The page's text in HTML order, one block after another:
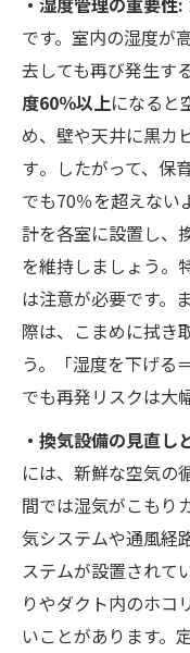
です。室内の湿度が
去しても再び発生す
度60％以上になると
め、壁や天井に黒カ
す​。したがって、保
でも70％を超えない
計を各室に設置し、
を維持しましょう​。
は注意が必要です。
際は、こまめに拭き
う。「湿度を下げる
でも再発リスクは大
・換気設備の見直し
には、新鮮な空気の
間では湿気がこもり
気システムや通風経
ステムが設置されて
りやダクト内のホコ
いことがあります。